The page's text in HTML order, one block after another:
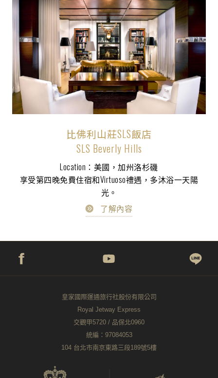
比佛利山莊SLS飯店
SLS Beverly Hills
Location：美國，加州洛杉磯
享受第四晚免費住宿和Virtuoso禮遇，多沐浴一天陽
光。
了解內容
皇家國際運通旅行社股份有限公司
Royal Jetway Express
交觀甲5720 / 品保北0960
統編：97084053
104 台北市南京東路三段189號5樓